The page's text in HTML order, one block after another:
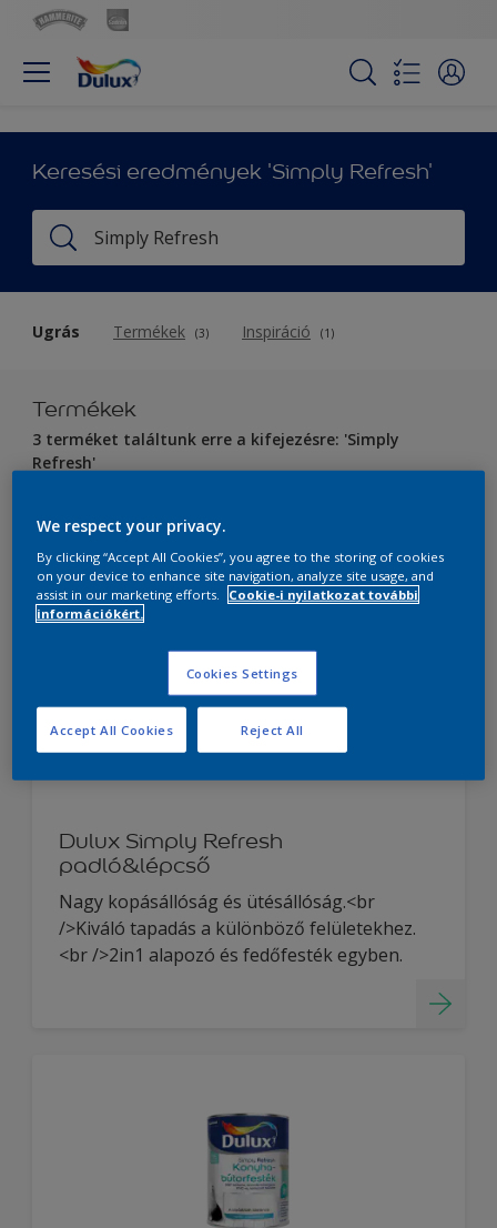
Keresési eredmények 'Simply Refresh'
Ugrás Termékek (3) Inspiráció (1)
Termékek
3 terméket találtunk erre a kifejezésre: 'Simply
Refresh'
Termékek oldalának megtekintése
Dulux Simply Refresh
padló&lépcső
Nagy kopásállóság és ütésállóság.<br
/>Kiváló tapadás a különböző felületekhez.
<br />2in1 alapozó és fedőfesték egyben.
We respect your privacy.
By clicking “Accept All Cookies”, you agree to the storing of cookies
on your device to enhance site navigation, analyze site usage, and
assist in our marketing efforts.
Cookie-i nyilatkozat további
információkért.
Cookies Settings
Reject All
Accept All Cookies